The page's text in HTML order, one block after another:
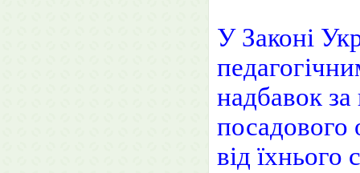
У Законі
надбавок
посадового
від їхнього